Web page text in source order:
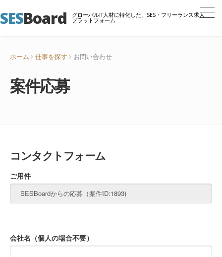
SESBoard グローバルIT人材に特化した、SES・フリーランス求人
プラットフォーム
ホーム 仕事を探す お問い合わせ
案件応募
コンタクトフォーム
ご用件
会社名（個人の場合不要）